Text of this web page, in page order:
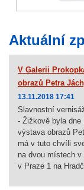
Aktuální
V Galerii
obrazů Petra
13.11.2018 17:41
Slavnostní
- Žižkově byla dne
výstava obrazů
má v tuto chvíli
na dvou místech
v Praze 1 na